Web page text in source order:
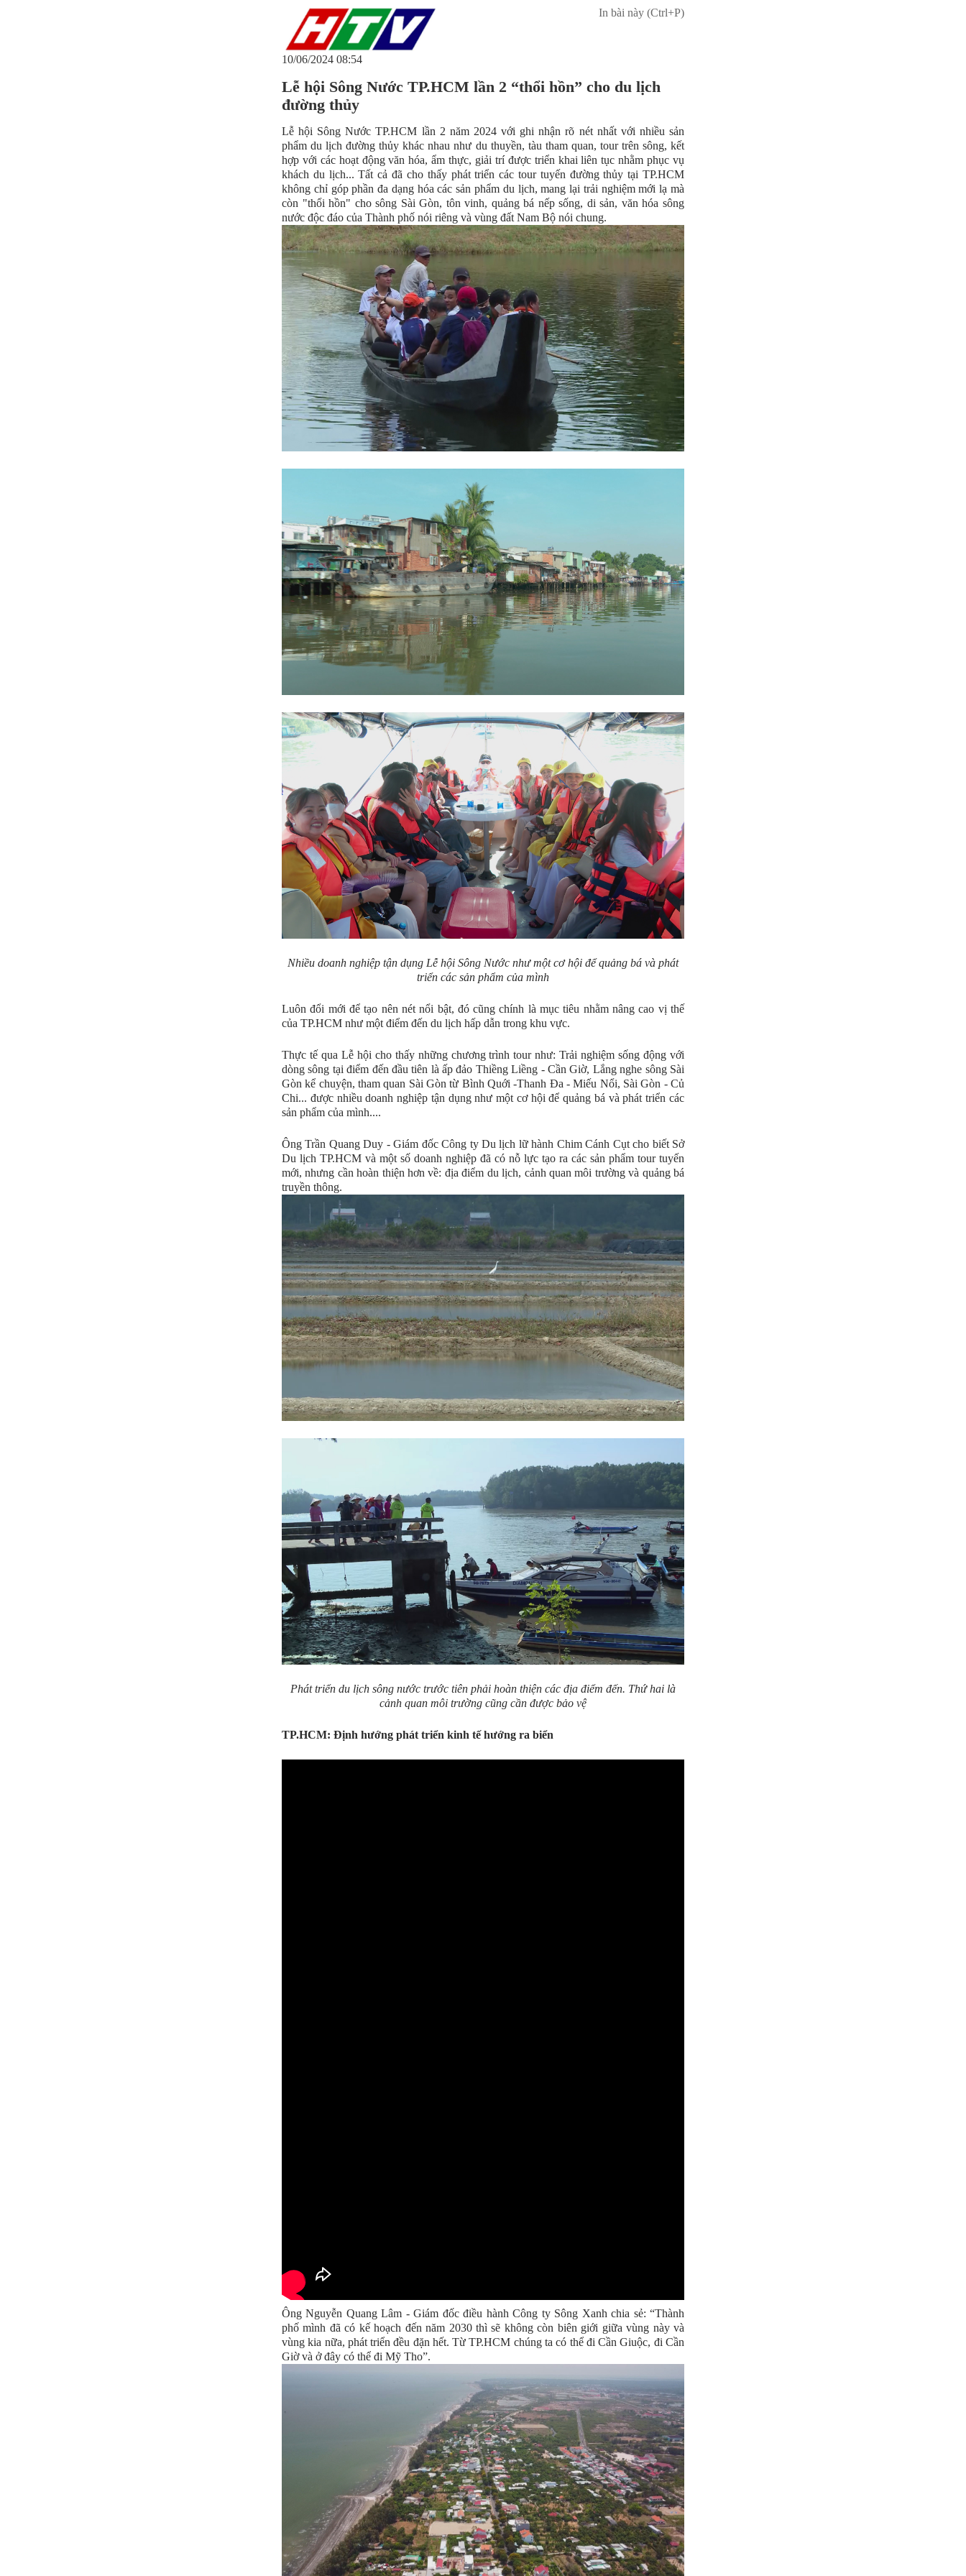
10/06/2024 08:54
In bài này (Ctrl+P)
Lễ hội Sông Nước TP.HCM lần 2 “thổi hồn” cho du lịch
đường thủy
Lễ hội Sông Nước TP.HCM lần 2 năm 2024 với ghi nhận rõ nét nhất với nhiều sản
phẩm du lịch đường thủy khác nhau như du thuyền, tàu tham quan, tour trên sông, kết
hợp với các hoạt động văn hóa, ẩm thực, giải trí được triển khai liên tục nhằm phục vụ
khách du lịch... Tất cả đã cho thấy phát triển các tour tuyến đường thủy tại TP.HCM
không chỉ góp phần đa dạng hóa các sản phẩm du lịch, mang lại trải nghiệm mới lạ mà
còn "thổi hồn" cho sông Sài Gòn, tôn vinh, quảng bá nếp sống, di sản, văn hóa sông
nước độc đáo của Thành phố nói riêng và vùng đất Nam Bộ nói chung.
Nhiều doanh nghiệp tận dụng Lễ hội Sông Nước như một cơ hội để quảng bá và phát
triển các sản phẩm của mình
Luôn đổi mới để tạo nên nét nổi bật, đó cũng chính là mục tiêu nhằm nâng cao vị thế
của TP.HCM như một điểm đến du lịch hấp dẫn trong khu vực.
Thực tế qua Lễ hội cho thấy những chương trình tour như: Trải nghiệm sống động với
dòng sông tại điểm đến đầu tiên là ấp đảo Thiềng Liềng - Cần Giờ, Lắng nghe sông Sài
Gòn kể chuyện, tham quan Sài Gòn từ Bình Quới -Thanh Đa - Miếu Nổi, Sài Gòn - Củ
Chi... được nhiều doanh nghiệp tận dụng như một cơ hội để quảng bá và phát triển các
sản phẩm của mình....
Ông Trần Quang Duy - Giám đốc Công ty Du lịch lữ hành Chim Cánh Cụt cho biết Sở
Du lịch TP.HCM và một số doanh nghiệp đã có nỗ lực tạo ra các sản phẩm tour tuyến
mới, nhưng cần hoàn thiện hơn về: địa điểm du lịch, cảnh quan môi trường và quảng bá
truyền thông.
Phát triển du lịch sông nước trước tiên phải hoàn thiện các địa điểm đến. Thứ hai là
cảnh quan môi trường cũng cần được bảo vệ
TP.HCM: Định hướng phát triển kinh tế hướng ra biển
Ông Nguyễn Quang Lâm - Giám đốc điều hành Công ty Sông Xanh chia sẻ: “Thành
phố mình đã có kế hoạch đến năm 2030 thì sẽ không còn biên giới giữa vùng này và
vùng kia nữa, phát triển đều đặn hết. Từ TP.HCM chúng ta có thể đi Cần Giuộc, đi Cần
Giờ và ở đây có thể đi Mỹ Tho”.